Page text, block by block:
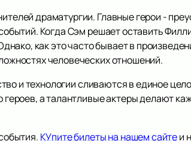
драматургии. Главные герои -
Когда Сэм решает оставить
как это часто бывает в
человеческих отношений.
и технологии сливаются в единое
а талантливые актеры делают
КУпите билеты на нашем сайтеи